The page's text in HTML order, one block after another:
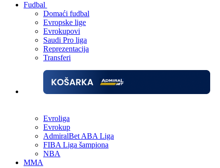
Fudbal
Domaći fudbal
Evropske lige
Evrokupovi
Saudi Pro liga
Reprezentacija
Transferi
Evroliga
Evrokup
AdmiralBet ABA Liga
FIBA Liga šampiona
NBA
MMA